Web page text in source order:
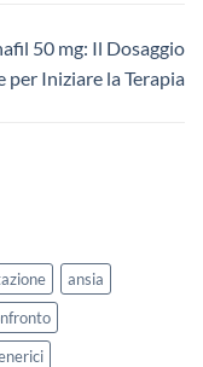
50 mg: Il Dosaggio
per Iniziare la Terapia
ansia